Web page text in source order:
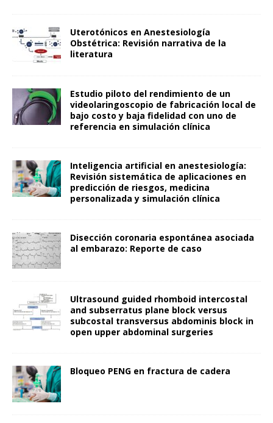
Uterotónicos en Anestesiología
Obstétrica: Revisión narrativa de la
literatura
Estudio piloto del rendimiento de un
videolaringoscopio de fabricación local de
bajo costo y baja fidelidad con uno de
referencia en simulación clínica
Inteligencia artificial en anestesiología:
Revisión sistemática de aplicaciones en
predicción de riesgos, medicina
personalizada y simulación clínica
Disección coronaria espontánea asociada
al embarazo: Reporte de caso
Ultrasound guided rhomboid intercostal
and subserratus plane block versus
subcostal transversus abdominis block in
open upper abdominal surgeries
Bloqueo PENG en fractura de cadera